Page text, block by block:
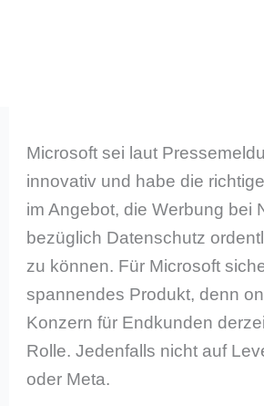
Microsoft sei laut
innovativ und habe die
im Angebot, die Werbung bei
bezüglich Datenschutz
zu können. Für Microsoft
spannendes Produkt, denn
Konzern für Endkunden
Rolle. Jedenfalls nicht auf
oder Meta.